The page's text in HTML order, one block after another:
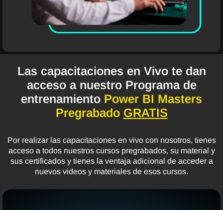
Las capacitaciones en Vivo te dan
acceso a nuestro Programa de
entrenamiento Power BI Masters
Pregrabado GRATIS
Por realizar las capacitaciones en vivo con nosotros, tienes
acceso a todos nuestros cursos pregrabados, su material y
sus certificados y tienes la ventaja adicional de acceder a
nuevos videos y materiales de esos cursos.